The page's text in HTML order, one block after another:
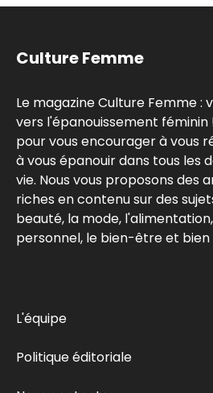
Culture Femme
Le magazine Culture Femme :
vers l'épanouissement féminin
pour vous encourager à vous
à vous épanouir dans tous les
vie. Nous vous proposons des
riches en contenu sur des
beauté, la mode,
personnel, le bien-être et bien
L'équipe
Politique éditoriale